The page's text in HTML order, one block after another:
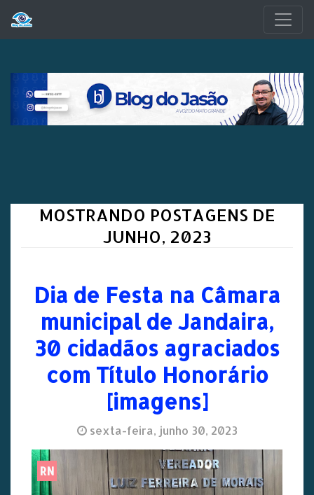
MOSTRANDO POSTAGENS DE
JUNHO, 2023
Dia de Festa na Câmara
municipal de Jandaira,
30 cidadãos agraciados
com Título Honorário
[imagens]
sexta-feira, junho 30, 2023
RN